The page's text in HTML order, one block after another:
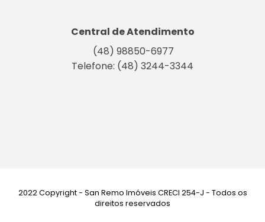
Central de Atendimento
(48) 98850-6977
Telefone: (48) 3244-3344
2022 Copyright - San Remo Imóveis CRECI 254-J - Todos os
direitos reservados